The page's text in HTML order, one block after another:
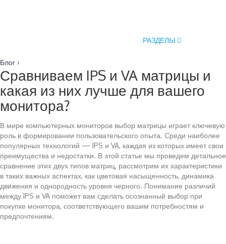
РАЗДЕЛЫ
Блог ›
Сравниваем IPS и VA матрицы и
какая из них лучше для вашего
монитора?
В мире компьютерных мониторов выбор матрицы играет ключевую
роль в формировании пользовательского опыта. Среди наиболее
популярных технологий — IPS и VA, каждая из которых имеет свои
преимущества и недостатки. В этой статье мы проведем детальное
сравнение этих двух типов матриц, рассмотрим их характеристики
в таких важных аспектах, как цветовая насыщенность, динамика
движения и однородность уровня черного. Понимание различий
между IPS и VA поможет вам сделать осознанный выбор при
покупке монитора, соответствующего вашим потребностям и
предпочтениям.